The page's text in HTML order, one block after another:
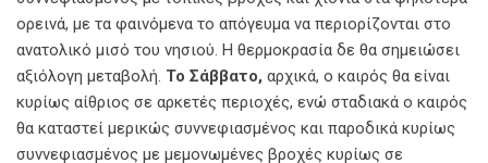
ορεινά, με τα φαινόμενα το απόγευμα να περιορίζονται στο
ανατολικό μισό του νησιού. Η θερμοκρασία δε θα σημειώσει
αξιόλογη μεταβολή. Το Σάββατο, αρχικά, ο καιρός θα είναι
κυρίως αίθριος σε αρκετές περιοχές, ενώ σταδιακά ο καιρός
θα καταστεί μερικώς συννεφιασμένος και παροδικά κυρίως
συννεφιασμένος με μεμονωμένες βροχές κυρίως σε